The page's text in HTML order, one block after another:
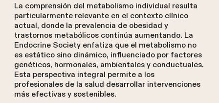
La comprensión del metabolismo individual resulta
particularmente relevante en el contexto clínico
actual, donde la prevalencia de obesidad y
trastornos metabólicos continúa aumentando. La
Endocrine Society enfatiza que el metabolismo no
es estático sino dinámico, influenciado por factores
genéticos, hormonales, ambientales y conductuales.
Esta perspectiva integral permite a los
profesionales de la salud desarrollar intervenciones
más efectivas y sostenibles.